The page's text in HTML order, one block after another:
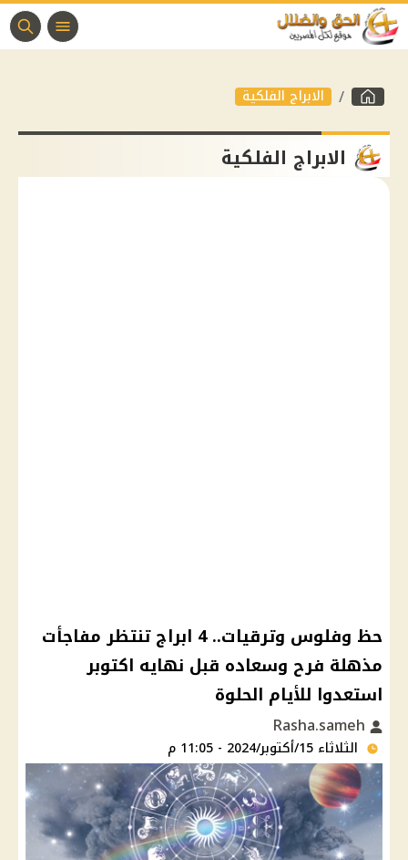
الابراج الفلكية
الابراج الفلكية
حظ وفلوس وترقيات.. 4 ابراج تنتظر مفاجأت
مذهلة فرح وسعاده قبل نهايه اكتوبر
استعدوا للأيام الحلوة
الثلاثاء 15/أكتوبر/2024 - 11:05 م